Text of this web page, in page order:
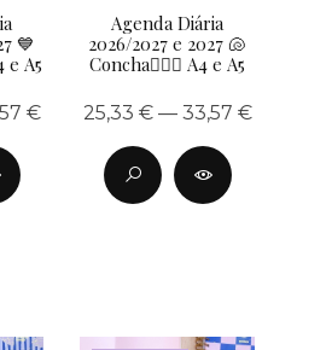
💙
e A5
€
Agenda Diária
2026/2027 e 2027 🐚
Concha🧜🏽‍♀️ A4 e A5
25,33 € — 33,57 €